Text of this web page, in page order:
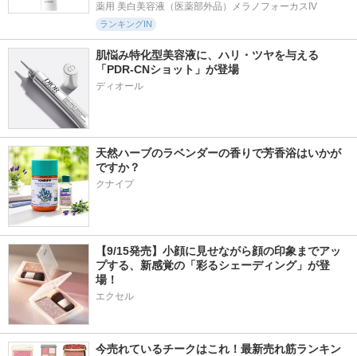
薬用 美白美容液（医薬部外品）メラノフォーカスIV
ランキングIN
肌悩み特化型美容液に、ハリ・ツヤを与える
「PDR-CNショット」が登場
天然ハーブのラベンダーの香りで芳香浴はいかが
ですか？
クナイプ
【9/15発売】小顔に見せながら顔の印象までアッ
プする、新感覚の「彩るシェーディング」が登
場！
エクセル
今売れているチークはこれ！最新売れ筋ランキン